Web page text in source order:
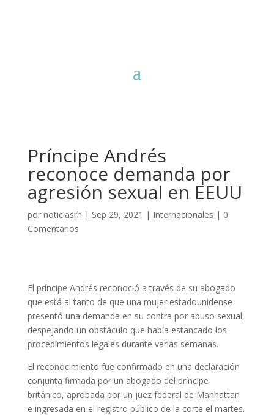
Príncipe Andrés
reconoce demanda por
agresión sexual en EEUU
por noticiasrh | Sep 29, 2021 | Internacionales | 0
Comentarios
El príncipe Andrés reconoció a través de su abogado
que está al tanto de que una mujer estadounidense
presentó una demanda en su contra por abuso sexual,
despejando un obstáculo que había estancado los
procedimientos legales durante varias semanas.
El reconocimiento fue confirmado en una declaración
conjunta firmada por un abogado del príncipe
británico, aprobada por un juez federal de Manhattan
e ingresada en el registro público de la corte el martes.